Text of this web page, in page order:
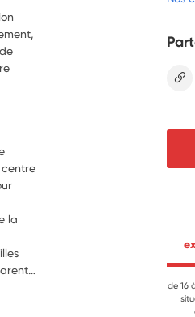
la
de 16